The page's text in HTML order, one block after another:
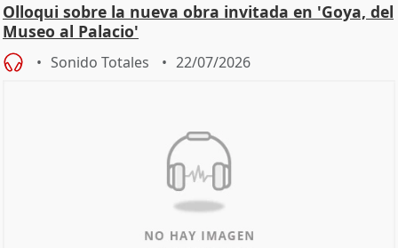
Olloqui sobre la nueva obra invitada en 'Goya, del
Museo al Palacio'
Sonido Totales 22/07/2026